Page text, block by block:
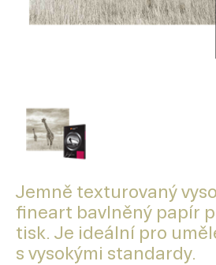
Jemně texturovaný
fineart bavlněný papír
tisk. Je ideální pro
s vysokými standardy.